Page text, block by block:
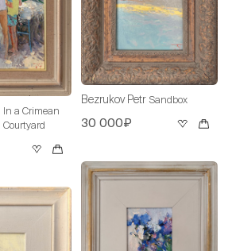
In a Crimean
Courtyard
Bezrukov Petr Sandbox
30 000₽